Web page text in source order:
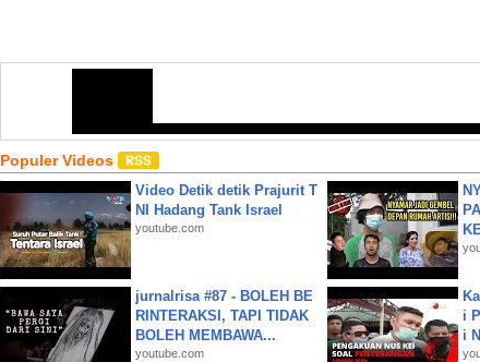
Populer Videos
Video Detik detik Prajurit T
NI Hadang Tank Israel
youtube.com
jurnalrisa #87 - BOLEH BE
RINTERAKSI, TAPI TIDAK
BOLEH MEMBAWA...
youtube.com
i
i